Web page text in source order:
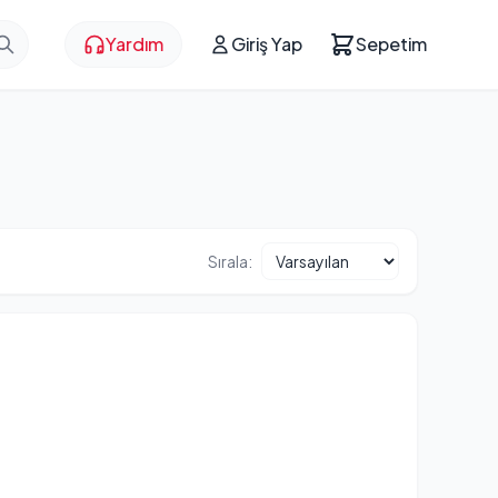
Yardım Giriş Yap Sepetim
Sırala: